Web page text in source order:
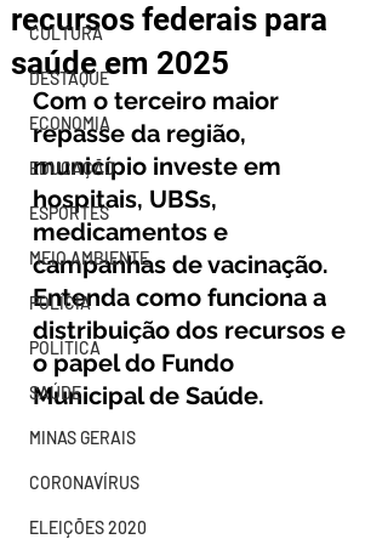
CULTURA
DESTAQUE
ECONOMIA
EDUCAÇÃO
ESPORTES
MEIO AMBIENTE
POLÍCIA
POLÍTICA
SAÚDE
MINAS GERAIS
CORONAVÍRUS
ELEIÇÕES 2020
recursos federais para
saúde em 2025
Com o terceiro maior
repasse da região,
município investe em
hospitais, UBSs,
medicamentos e
campanhas de vacinação.
Entenda como funciona a
distribuição dos recursos e
o papel do Fundo
Municipal de Saúde.